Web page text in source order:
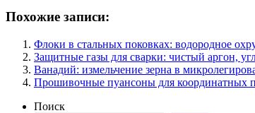
Похожие записи:
Флоки в стальных поковках: водородное
Защитные газы для сварки: чистый аргон,
Ванадий: измельчение зерна в
Прошивочные пуансоны для координатных
Поиск